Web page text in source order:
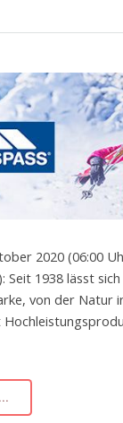
2020 (06:00
Seit 1938 lässt
von der Natur